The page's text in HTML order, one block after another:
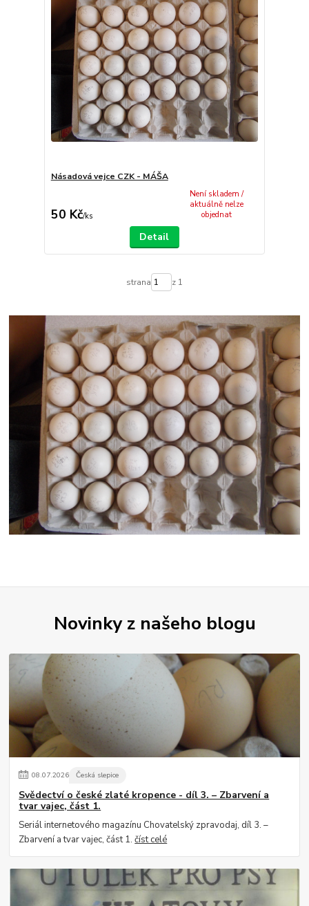
Násadová vejce CZK - MÁŠA
50 Kč/ks
Není skladem /
aktuálně nelze
objednat
Detail
strana z 1
Novinky z našeho blogu
08.07.2026 Česká slepice
Svědectví o české zlaté kropence - díl 3. – Zbarvení a
tvar vajec, část 1.
Seriál internetového magazínu Chovatelský zpravodaj, díl 3. –
Zbarvení a tvar vajec, část 1.číst celé